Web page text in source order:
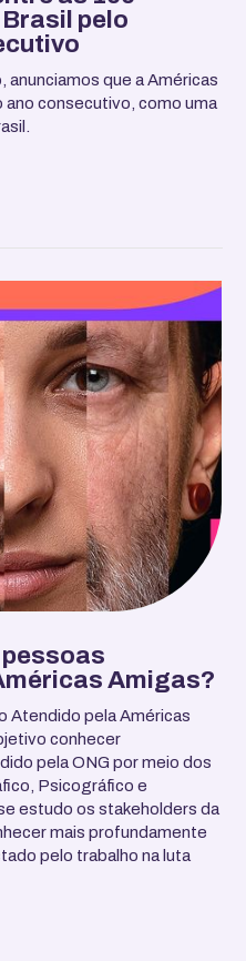
pelo
anunciamos que a Américas
consecutivo, como uma
Amigas?
Atendido pela Américas
conhecer
pela ONG por meio dos
Psicográfico e
estudo os stakeholders da
mais profundamente
pelo trabalho na luta